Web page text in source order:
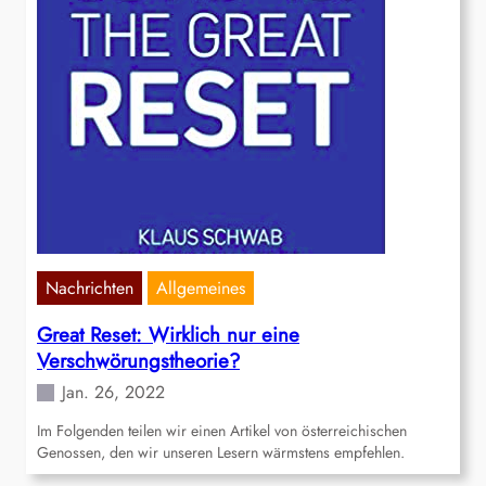
Nachrichten Allgemeines
Great Reset: Wirklich nur eine
Verschwörungstheorie?
Jan. 26, 2022
Im Folgenden teilen wir einen Artikel von österreichischen
Genossen, den wir unseren Lesern wärmstens empfehlen.